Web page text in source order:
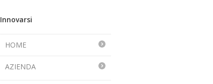
Innovarsi
HOME
AZIENDA